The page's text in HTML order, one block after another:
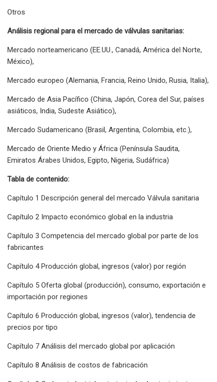
Otros
Análisis regional para el mercado de válvulas sanitarias:
Mercado norteamericano (EE.UU., Canadá, América del Norte,
México),
Mercado europeo (Alemania, Francia, Reino Unido, Rusia, Italia),
Mercado de Asia Pacífico (China, Japón, Corea del Sur, países
asiáticos, India, Sudeste Asiático),
Mercado Sudamericano (Brasil, Argentina, Colombia, etc.),
Mercado de Oriente Medio y África (Península Saudita,
Emiratos Árabes Unidos, Egipto, Nigeria, Sudáfrica)
Tabla de contenido:
Capítulo 1 Descripción general del mercado Válvula sanitaria
Capítulo 2 Impacto económico global en la industria
Capítulo 3 Competencia del mercado global por parte de los
fabricantes
Capítulo 4 Producción global, ingresos (valor) por región
Capítulo 5 Oferta global (producción), consumo, exportación e
importación por regiones
Capítulo 6 Producción global, ingresos (valor), tendencia de
precios por tipo
Capítulo 7 Análisis del mercado global por aplicación
Capítulo 8 Análisis de costos de fabricación